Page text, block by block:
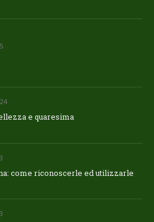
e quaresima
come riconoscerle ed utilizzarle